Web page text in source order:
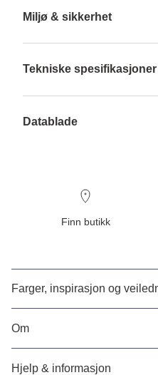
Miljø & sikkerhet
Tekniske spesifikasjoner
Datablade
Finn butikk
Farger, inspirasjon og
Om
Hjelp & informasjon